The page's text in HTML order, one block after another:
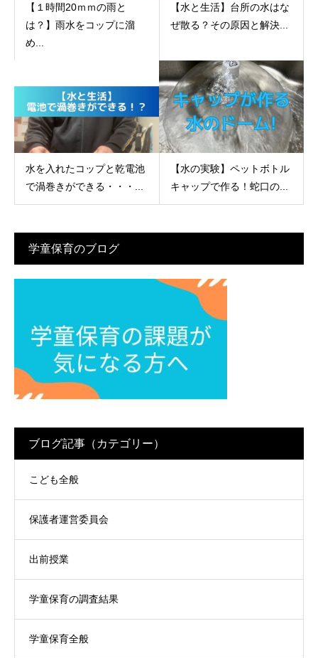
【１時間20ｍｍの雨と
は？】雨水をコップに溜
め...
【水と生活】台所の水はな
ぜ散る？その原因と解決...
水を入れたコップと乾電池
で渦巻きができる・・・...
【水の実験】ペットボトル
キャップで作る！蛇口の...
学童保育のブログ
ブログ記事（カテゴリー）
こども全般
保護者運営委員会
出前授業
学童保育の調査結果
学童保育全般